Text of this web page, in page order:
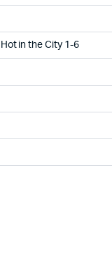
in the City 1-6